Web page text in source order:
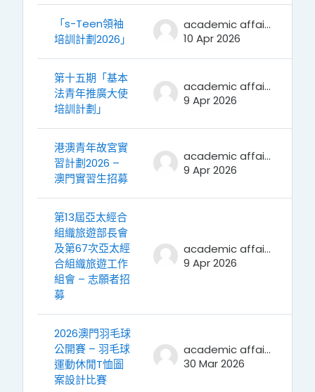
「s-Teen領袖
培訓計劃2026」
academic affairs
10 Apr 2026
第十五期「基本
法青年推廣大使
培訓計劃」
academic affairs
9 Apr 2026
港澳青年故宮實
習計劃2026 –
澳門實習生招募
academic affairs
9 Apr 2026
第13屆亞太經合
組織旅遊部長會
及第67次亞太經
合組織旅遊工作
組會 – 志願者招
募
academic affairs
9 Apr 2026
2026澳門羽毛球
公開賽 – 羽毛球
運動休閒T恤圖
案設計比賽
academic affairs
30 Mar 2026